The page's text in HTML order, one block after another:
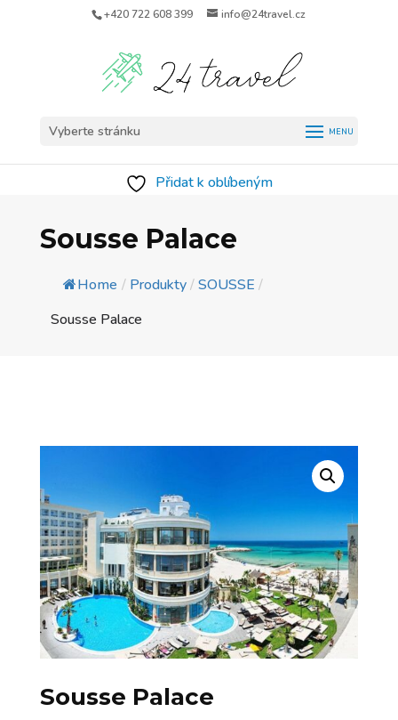
+420 722 608 399 info@24travel.cz
Vyberte stránku
Přidat k oblíbeným
Sousse Palace
Home / Produkty/SOUSSE /
Sousse Palace
Sousse Palace